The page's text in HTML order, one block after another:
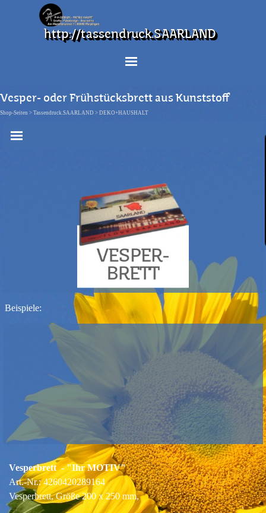
Direkt zum Seiteninhalt
http://tassendruck.SAARLAND
Menü überspringen
Vesper- oder Frühstücksbrett aus Kunststoff
Shop-Seiten > Tassendruck.SAARLAND > DEKO+HAUSHALT
Beispiele:
Vesperbrett - "Ihr MOTIV"
Art.-Nr.: 4260420289164
Vesperbrett, Größe 200 x 250 mm,